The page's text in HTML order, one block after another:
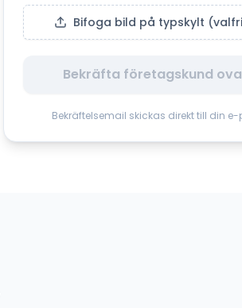
Bifoga bild på typskylt
Bekräfta företagskund
Bekräftelsemail skickas direkt till din